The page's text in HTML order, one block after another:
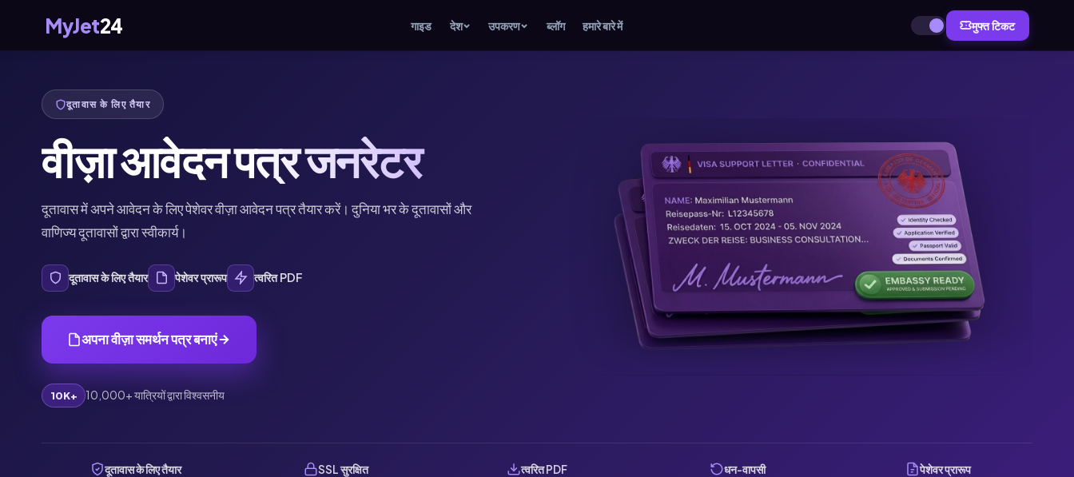
MyJet24 गाइड देश उपकरण ब्लॉग हमारे बारे में मुफ्त टिकट
दूतावास के लिए तैयार
वीज़ा आवेदन पत्र जनरेटर
दूतावास में अपने आवेदन के लिए पेशेवर वीज़ा आवेदन पत्र तैयार करें। दुनिया भर के दूतावासों और
वाणिज्य दूतावासों द्वारा स्वीकार्य।
दूतावास के लिए तैयार पेशेवर प्रारूप त्वरित PDF
अपना वीज़ा समर्थन पत्र बनाएं
10K+ 10,000+ यात्रियों द्वारा विश्वसनीय
दूतावास के लिए तैयार SSL सुरक्षित त्वरित PDF धन-वापसी पेशेवर प्रारूप